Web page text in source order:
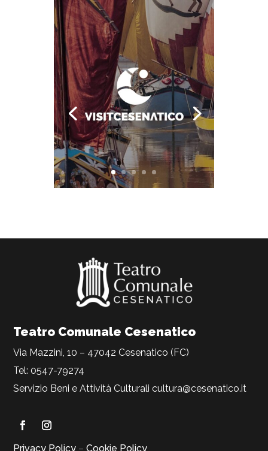
Teatro Comunale Cesenatico
Via Mazzini, 10 – 47042 Cesenatico (FC)
Tel: 0547-79274
Servizio Beni e Attività Culturalicultura@cesenatico.it
Privacy Policy –Cookie Policy